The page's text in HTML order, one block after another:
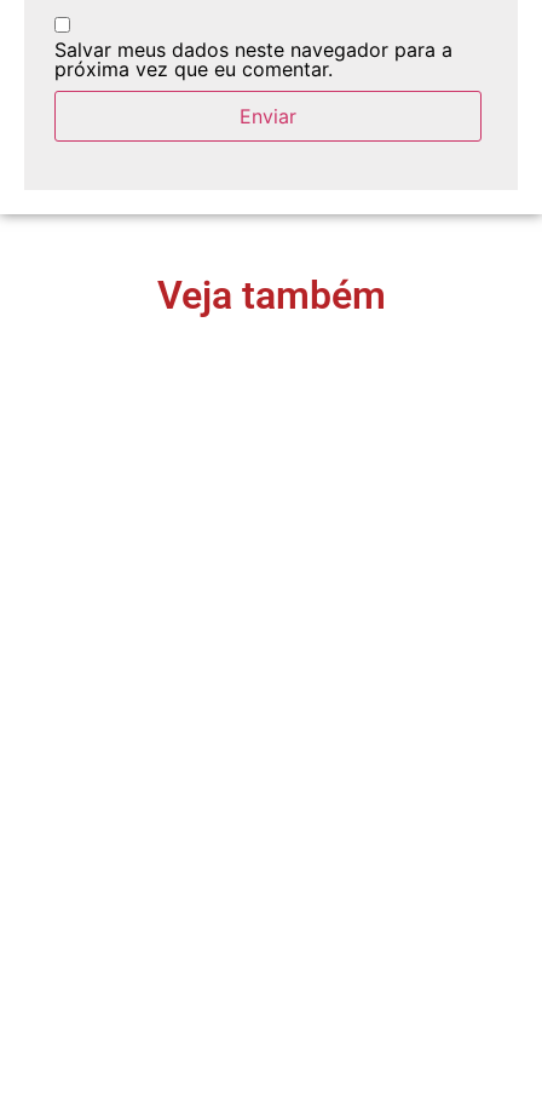
Salvar meus dados neste navegador para a
próxima vez que eu comentar.
Veja também